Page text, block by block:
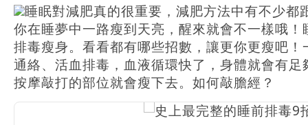
睡眠對減肥真的很重要，減肥方法中有不少
你在睡夢中一路瘦到天亮，醒來就會不一樣哦
排毒瘦身。看看都有哪些招數，讓更你更瘦吧
通絡、活血排毒，血液循環快了，身體就會有
按摩敲打的部位就會瘦下去。如何敲膽經？